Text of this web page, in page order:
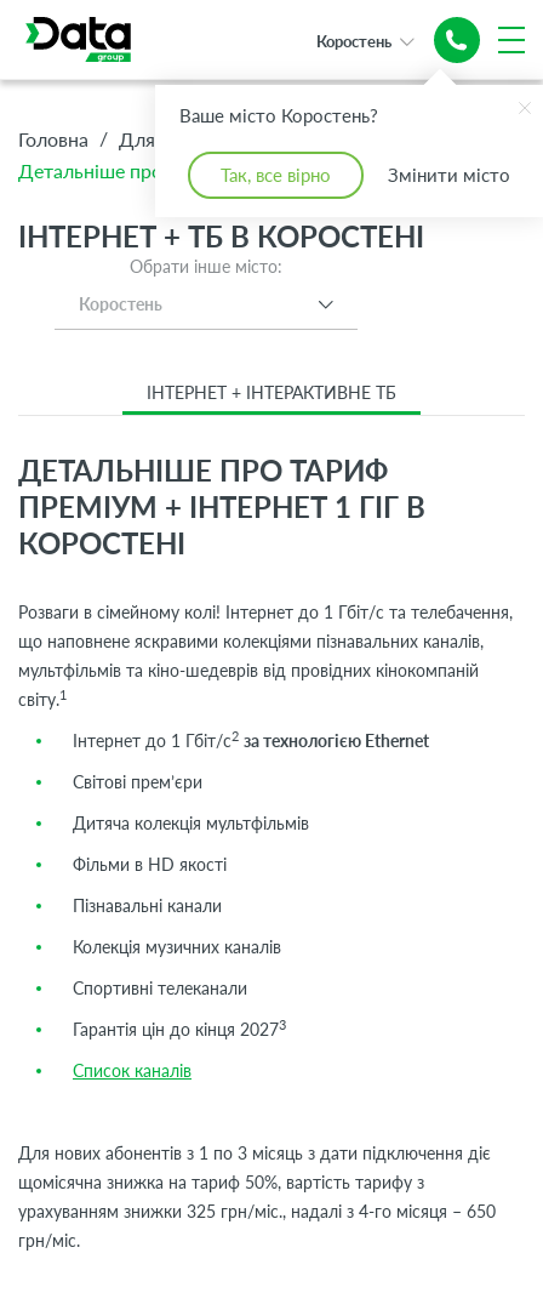
Ваше місто Коростень?
Так, все вірно Змінити місто
Коростень
Головна / Для Дому
Детальніше про тариф Преміум + Інтернет 1 Гіг
ІНТЕРНЕТ + ТБ В КОРОСТЕНІ
Обрати інше місто:
Коростень
ІНТЕРНЕТ + ІНТЕРАКТИВНЕ ТБ
ДЕТАЛЬНІШЕ ПРО ТАРИФ
ПРЕМІУМ + ІНТЕРНЕТ 1 ГІГ В
КОРОСТЕНІ
Розваги в сімейному колі! Інтернет до 1 Гбіт/с та телебачення,
що наповнене яскравими колекціями пізнавальних каналів,
мультфільмів та кіно-шедеврів від провідних кінокомпаній
світу.1
Інтернет до 1 Гбіт/с2 за технологією Ethernet
Світові прем’єри
Дитяча колекція мультфільмів
Фільми в HD якості
Пізнавальні канали
Колекція музичних каналів
Спортивні телеканали
Гарантія цін до кінця 20273
Список каналів
Для нових абонентів з 1 по 3 місяць з дати підключення діє
щомісячна знижка на тариф 50%, вартість тарифу з
урахуванням знижки 325 грн/міс., надалі з 4-го місяця – 650
грн/міс.